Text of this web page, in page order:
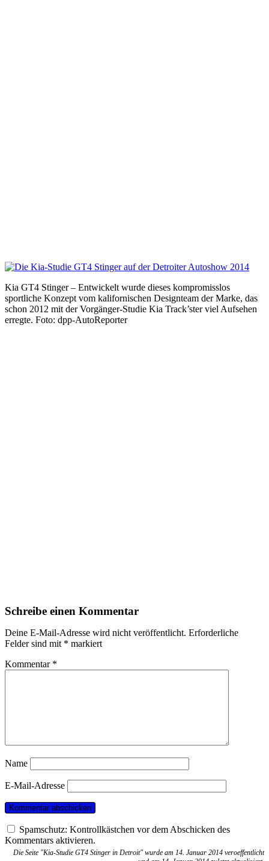
Kia GT4 Stinger – Entwickelt wurde dieses kompromisslos
sportliche Konzept vom kalifornischen Designteam der Marke, das
schon 2012 mit der Vorgänger-Studie Kia Track’ster viel Aufsehen
erregte. Foto: dpp-AutoReporter
Schreibe einen Kommentar
Deine E-Mail-Adresse wird nicht veröffentlicht. Erforderliche
Felder sind mit * markiert
Kommentar *
Name
E-Mail-Adresse
Spamschutz: Kontrollkästchen vor dem Abschicken des
Kommentars aktivieren.
Die Seite "Kia-Studie GT4 Stinger in Detroit" wurde am 14. Januar 2014 veroeffentlicht